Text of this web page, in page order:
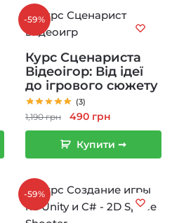
-59%
Курс Сценариста
Відеоігор: Від ідеї
до ігрового сюжету
(3)
1,190грн
Оригінальна
ціна:
1,190 грн.
490 грн
ціна:
490 грн.
Купити ➞
-59%